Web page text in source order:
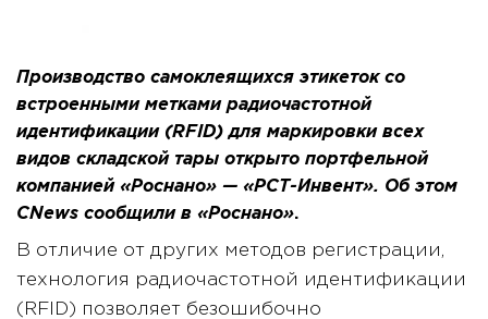
Производство самоклеящихся этикеток со
встроенными метками радиочастотной
идентификации (RFID) для маркировки всех
видов складской тары открыто портфельной
компанией «Роснано» — «РСТ-Инвент». Об этом
CNews сообщили в «Роснано».
В отличие от других методов регистрации,
технология радиочастотной идентификации
(RFID) позволяет безошибочно